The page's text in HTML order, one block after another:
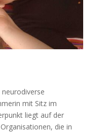
mit Sitz im
liegt auf der
die in